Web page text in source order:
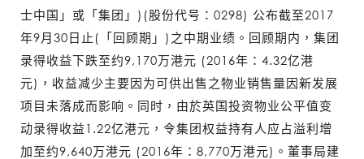
士中国」或「集团」)(股份代号：0298) 公布截至2017
年9月30日止(「回顾期」)之中期业绩。回顾期内，集团
录得收益下跌至约9,170万港元 (2016年：4.32亿港
元)，收益减少主要因为可供出售之物业销售量因新发展
项目未落成而影响。同时，由於英国投资物业公平值变
动录得收益1.22亿港元，令集团权益持有人应占溢利增
加至约9,640万港元 (2016年：8,770万港元)。董事局建